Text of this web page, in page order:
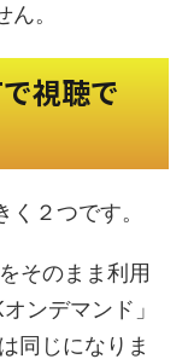
。
視聴で
２つです。
そのまま利用
ンデマンド」
同じになりま